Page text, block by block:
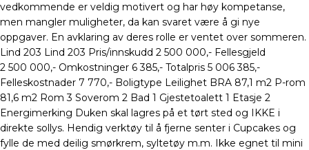
vedkommende er veldig motivert og har høy kompetanse,
men mangler muligheter, da kan svaret være å gi nye
oppgaver. En avklaring av deres rolle er ventet over sommeren.
Lind 203 Lind 203 Pris/innskudd 2 500 000,- Fellesgjeld
2 500 000,- Omkostninger 6 385,- Totalpris 5 006 385,-
Felleskostnader 7 770,- Boligtype Leilighet BRA 87,1 m2 P-rom
81,6 m2 Rom 3 Soverom 2 Bad 1 Gjestetoalett 1 Etasje 2
Energimerking Duken skal lagres på et tørt sted og IKKE i
direkte sollys. Hendig verktøy til å fjerne senter i Cupcakes og
fylle de med deilig smørkrem, syltetøy m.m. Ikke egnet til mini